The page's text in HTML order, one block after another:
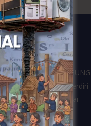
CV. WIDIAGUNG
bangunan. Berdiri
klien dari mulai
di Kota Semarang.